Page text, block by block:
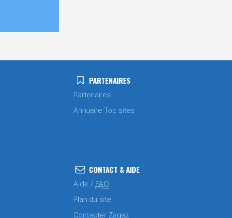
PARTENAIRES
Partenaires
Annuaire Top sites
CONTACT & AIDE
Aide / FAQ
Plan du site
Contacter Zagaz